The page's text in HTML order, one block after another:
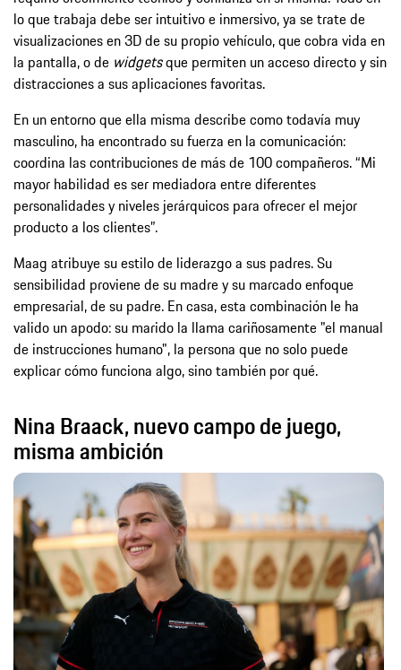
lo que trabaja debe ser intuitivo e inmersivo, ya se trate de
visualizaciones en 3D de su propio vehículo, que cobra vida en
la pantalla, o de widgetsque permiten un acceso directo y sin
distracciones a sus aplicaciones favoritas.
En un entorno que ella misma describe como todavía muy
masculino, ha encontrado su fuerza en la comunicación:
coordina las contribuciones de más de 100 compañeros. “Mi
mayor habilidad es ser mediadora entre diferentes
personalidades y niveles jerárquicos para ofrecer el mejor
producto a los clientes”.
Maag atribuye su estilo de liderazgo a sus padres. Su
sensibilidad proviene de su madre y su marcado enfoque
empresarial, de su padre. En casa, esta combinación le ha
valido un apodo: su marido la llama cariñosamente "el manual
de instrucciones humano", la persona que no solo puede
explicar cómo funciona algo, sino también por qué.
Nina Braack, nuevo campo de juego,
misma ambición